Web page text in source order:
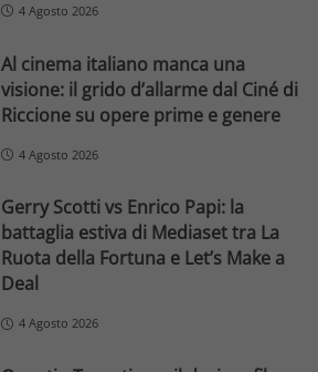
4 Agosto 2026
Al cinema italiano manca una
visione: il grido d’allarme dal Ciné di
Riccione su opere prime e genere
4 Agosto 2026
Gerry Scotti vs Enrico Papi: la
battaglia estiva di Mediaset tra La
Ruota della Fortuna e Let’s Make a
Deal
4 Agosto 2026